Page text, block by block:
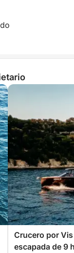
Crucero por
escapada de 9